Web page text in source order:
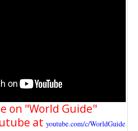
on "World Guide"
at youtube.com/c/WorldGuide